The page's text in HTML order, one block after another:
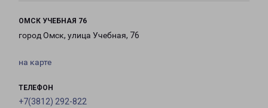
ОМСК УЧЕБНАЯ 76
город Омск, улица Учебная, 76
на карте
ТЕЛЕФОН
+7(3812) 292-822